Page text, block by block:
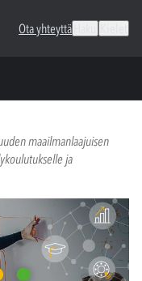
Ota yhteyttä
maailmanlaajuisen
ja